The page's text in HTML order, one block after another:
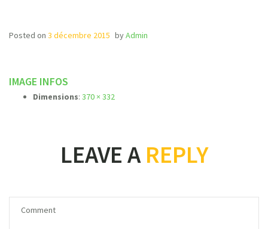
Posted on 3 décembre 2015 byAdmin
IMAGE INFOS
Dimensions: 370 × 332
LEAVE A REPLY